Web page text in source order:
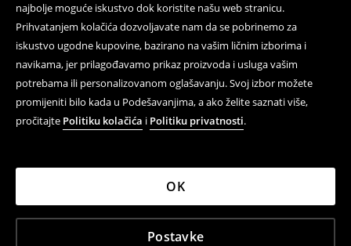
najbolje moguće iskustvo dok koristite našu web stranicu.
Prihvatanjem kolačića dozvoljavate nam da se pobrinemo za
iskustvo ugodne kupovine, bazirano na vašim ličnim izborima i
navikama, jer prilagođavamo prikaz proizvoda i usluga vašim
potrebama ili personalizovanom oglašavanju. Svoj izbor možete
promijeniti bilo kada u Podešavanjima, a ako želite saznati više,
pročitajte Politiku kolačića i Politiku privatnosti.
Postavke
OK